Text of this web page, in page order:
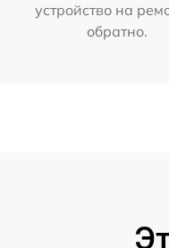
устройство на
обратно.